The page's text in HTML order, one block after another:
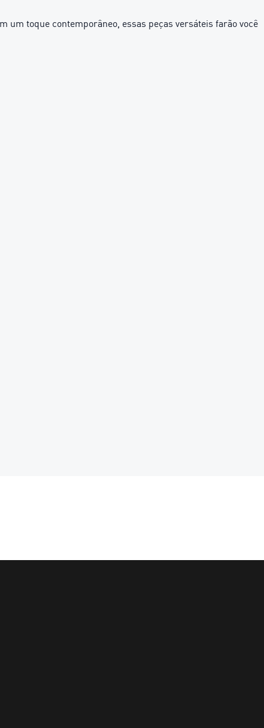
um toque contemporâneo, essas peças versáteis farão você